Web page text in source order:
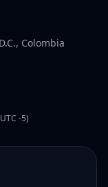
Colombia
-5)